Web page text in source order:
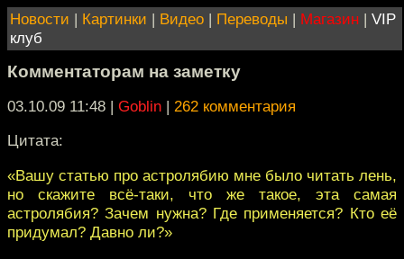
Новости | Картинки | Видео | Переводы | Магазин | VIP
клуб
Комментаторам на заметку
03.10.09 11:48 | Goblin | 262 комментария
Цитата:
«Вашу статью про астролябию мне было читать лень,
но скажите всё-таки, что же такое, эта самая
астролябия? Зачем нужна? Где применяется? Кто её
придумал? Давно ли?»